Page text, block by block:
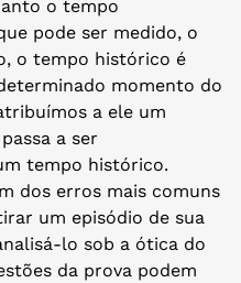
o tempo
pode ser medido, o
o tempo histórico é
momento do
a ele um
a ser
tempo histórico.
dos erros mais comuns
um episódio de sua
lo sob a ótica do
da prova podem